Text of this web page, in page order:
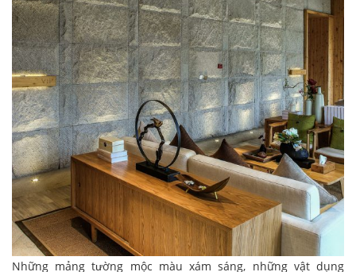
Những mảng tường mộc màu xám sáng, những vật dụng